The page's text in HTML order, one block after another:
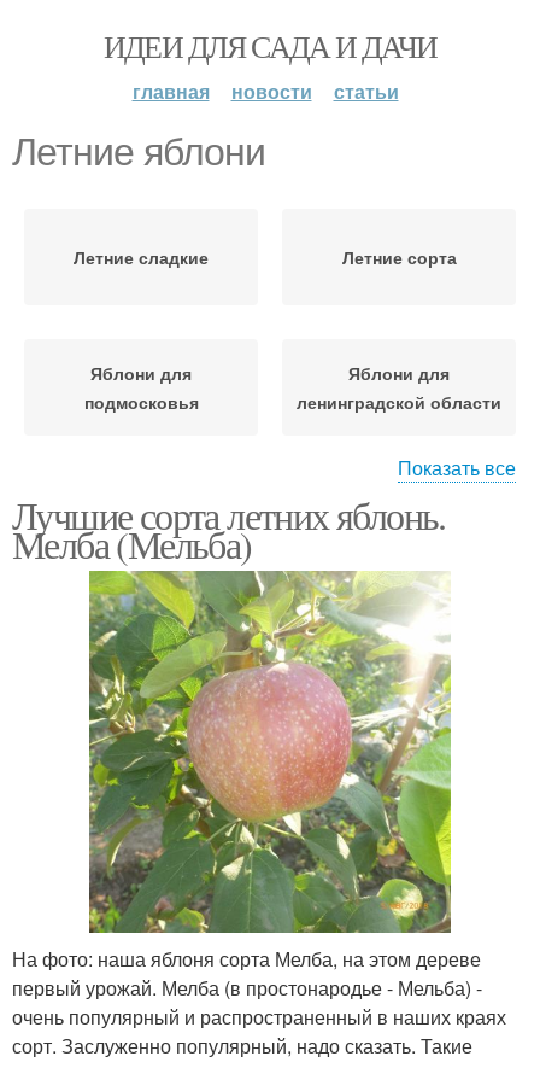
ИДЕИ ДЛЯ САДА И ДАЧИ
главная новости статьи
Летние яблони
Летние сладкие Летние сорта
Яблони для
подмосковья
Яблони для
ленинградской области
Яблони для насаждений
Яблони для средней
полосы
Яблони для
волгоградской области
Низкорослые яблони
Показать все
Лучшие сорта летних яблонь.
Мелба (Мельба)
На фото: наша яблоня сорта Мелба, на этом дереве
первый урожай. Мелба (в простонародье - Мельба) -
очень популярный и распространенный в наших краях
сорт. Заслуженно популярный, надо сказать. Такие